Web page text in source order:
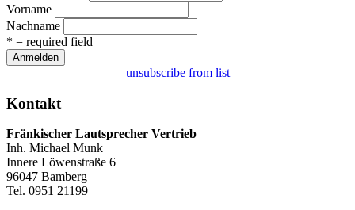
Vorname
Nachname
* = required field
unsubscribe from list
Kontakt
Fränkischer Lautsprecher Vertrieb
Inh. Michael Munk
Innere Löwenstraße 6
96047 Bamberg
Tel. 0951 21199